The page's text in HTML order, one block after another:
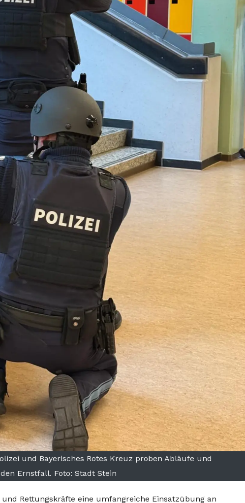
und Bayerisches Rotes Kreuz proben Abläufe und
Ernstfall. Foto: Stadt Stein
Rettungskräfte eine umfangreiche Einsatzübung an